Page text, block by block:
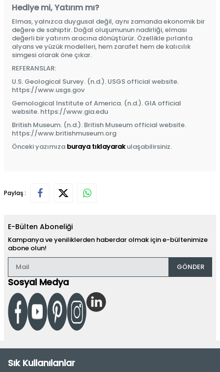
Hediye mi, Yatırım mı?
Elmas, yalnızca duygusal değil, aynı zamanda ekonomik bir
değere de sahiptir. Doğal oluşumunun nadirliği, elması
değerli bir yatırım aracına dönüştürür. Özellikle pırlanta
alyansve yüzük modelleri, hem zarafet hem de kalıcılık
simgesi olarak öne çıkar.
REFERANSLAR:
U.S. Geological Survey. (n.d.). USGS official website.
https://www.usgs.gov
Gemological Institute of America. (n.d.). GIA official
website. https://www.gia.edu
British Museum. (n.d.). British Museum official website.
https://www.britishmuseum.org
Önceki yazımıza buraya tıklayarakulaşabilirsiniz.
Paylaş :
E-Bülten Aboneliği
Kampanya ve yeniliklerden haberdar olmak için e-bültenimize
abone olun!
GÖNDER
Sosyal Medya
Sık Kullanılanlar